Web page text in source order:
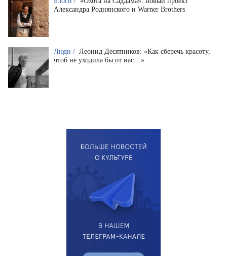
Александра Роднянского и Warner Brothers
Люди / Леонид Десятников: «Как сберечь красоту,
чтоб не уходила бы от нас…»